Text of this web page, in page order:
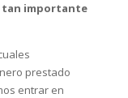
tan importante
prestado
entrar en